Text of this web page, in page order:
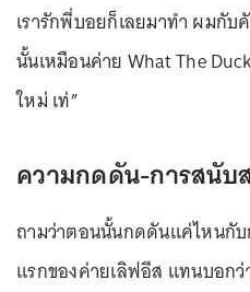
เรารักพี่บอยก็เลยมาทำ ผมกับ
นั้นเหมือนค่าย What The
ใหม่ เท่”
ความกดดัน-การสนั
ถามว่าตอนนั้นกดดันแค่ไหนกับ
แรกของค่ายเลิฟอีส แทนบอกว่